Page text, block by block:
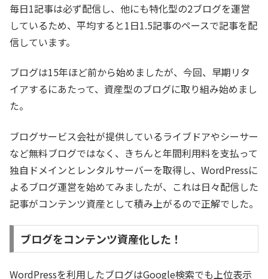
毎日1記事は必ず配信し、他にも特化型の2ブログを運営
しているため、平均すると1日1.5記事のペースで記事を配
信しています。
ブログは15年ほど前から始めましたが、今回、早期リタ
イアするにあたって、資産型のブログに取り組み始めまし
た。
ブログサービス会社が提供しているライブドアやシーサー
など無料ブログではなく、きちんと年間利用料を支払って
独自ドメインとレンタルサーバーを取得し、WordPressに
よるブログ運営を始めてみましたが、これは日々配信した
記事がコンテンツ資産として積み上がるので正解でした。
ブログをコンテンツ資産化した！
WordPressを利用したブログはGoogle検索でも上位表示